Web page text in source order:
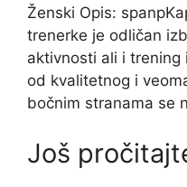
Ženski Opis:
trenerke je odličan
aktivnosti ali i trening
od kvalitetnog i
bočnim stranama se
Još